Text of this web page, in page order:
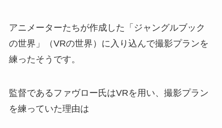
アニメーターたちが作成した「ジャングルブック
の世界」（VRの世界）に入り込んで撮影プランを
練ったそうです。
監督であるファヴロー氏はVRを用い、撮影プラン
を練っていた理由は